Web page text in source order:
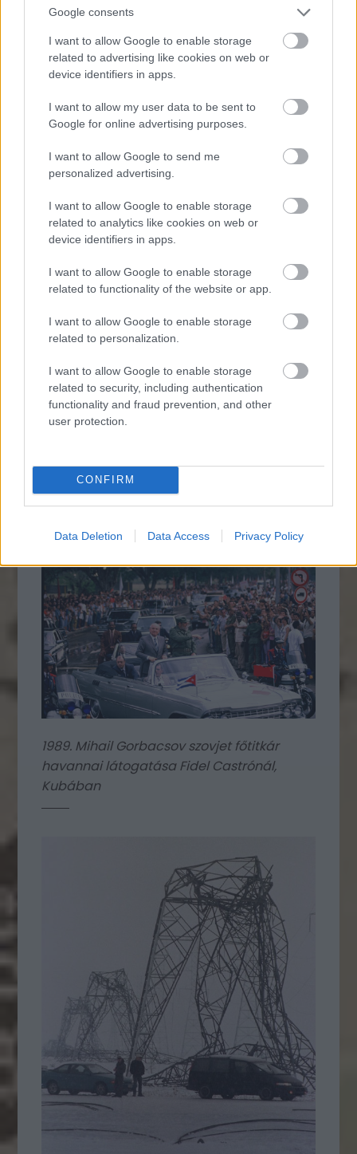
Google consents
I want to allow Google to enable storage
related to advertising like cookies on web or
device identifiers in apps.
I want to allow my user data to be sent to
Google for online advertising purposes.
I want to allow Google to send me
personalized advertising.
I want to allow Google to enable storage
related to analytics like cookies on web or
device identifiers in apps.
I want to allow Google to enable storage
related to functionality of the website or app.
I want to allow Google to enable storage
related to personalization.
I want to allow Google to enable storage
related to security, including authentication
functionality and fraud prevention, and other
user protection.
CONFIRM
Data Deletion Data Access Privacy Policy
vezetését államcsínnyel magához ragadó
Thomas Sankara szocialista forradalmat
vízionált. Úttörők a fővárosban
1986. Étolajért sorban állók Bukarestben
1989. Mihail Gorbacsov szovjet főtitkár
havannai látogatása Fidel Castrónál,
Kubában